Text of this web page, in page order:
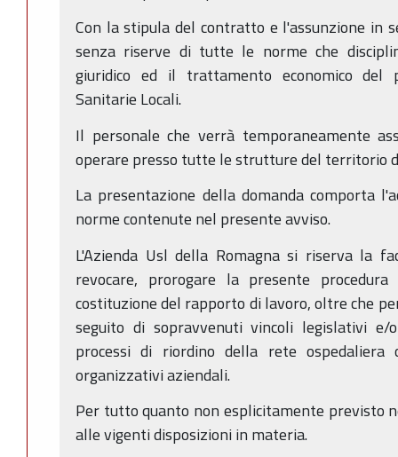
Con la stipula del contratto e l'assunzione in
senza riserve di tutte le norme che
giuridico ed il trattamento economico del
Sanitarie Locali.
Il personale che verrà temporaneamente
operare presso tutte le strutture del territorio
La presentazione della domanda comporta
norme contenute nel presente avviso.
L'Azienda Usl della Romagna si riserva la
revocare, prorogare la presente
costituzione del rapporto di lavoro, oltre che
seguito di sopravvenuti vincoli legislativi
processi di riordino della rete
organizzativi aziendali.
Per tutto quanto non esplicitamente previsto
alle vigenti disposizioni in materia.